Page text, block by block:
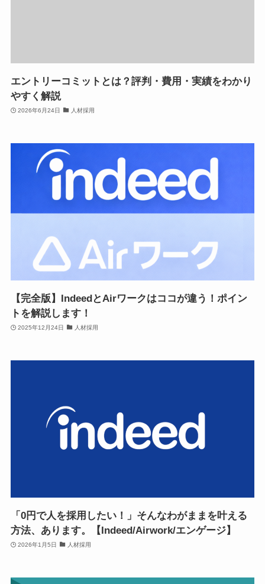
エントリーコミットとは？評判・費用・実績をわかり
やすく解説
2026年6月24日 人材採用
【完全版】IndeedとAirワークはココが違う！ポイン
トを解説します！
2025年12月24日 人材採用
「0円で人を採用したい！」そんなわがままを叶える
方法、あります。【Indeed/Airwork/エンゲージ】
2026年1月5日 人材採用